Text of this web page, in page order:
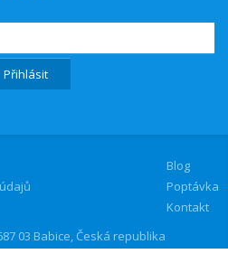
Blog
Poptávka
Kontakt
03 Babice, Česká republika